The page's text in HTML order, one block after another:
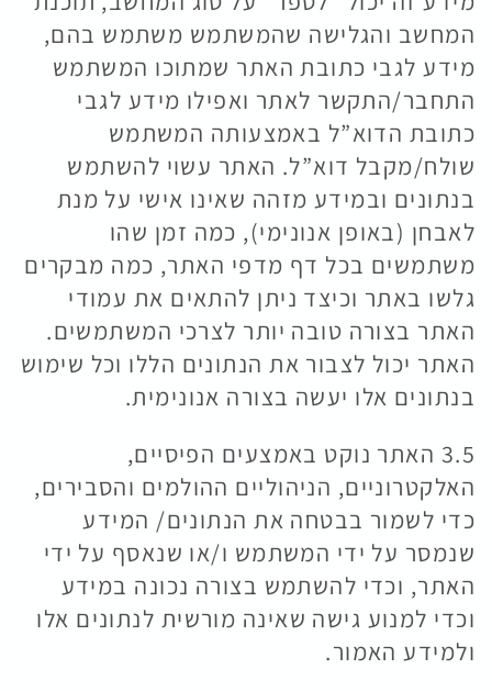
המחשב והגלישה שהמשתמש משתמש בהם,
מידע לגבי כתובת האתר שמתוכו המשתמש
התחבר/התקשר לאתר ואפילו מידע לגבי
כתובת הדוא”ל באמצעותה המשתמש
שולח/מקבל דוא”ל. האתר עשוי להשתמש
בנתונים ובמידע מזהה שאינו אישי על מנת
לאבחן (באופן אנונימי), כמה זמן שהו
משתמשים בכל דף מדפי האתר, כמה מבקרים
גלשו באתר וכיצד ניתן להתאים את עמודי
האתר בצורה טובה יותר לצרכי המשתמשים.
האתר יכול לצבור את הנתונים הללו וכל שימוש
בנתונים אלו יעשה בצורה אנונימית.
3.5 האתר נוקט באמצעים הפיסיים,
האלקטרוניים, הניהוליים ההולמים והסבירים,
כדי לשמור בבטחה את הנתונים/ המידע
שנמסר על ידי המשתמש ו/או שנאסף על ידי
האתר, וכדי להשתמש בצורה נכונה במידע
וכדי למנוע גישה שאינה מורשית לנתונים אלו
ולמידע האמור.